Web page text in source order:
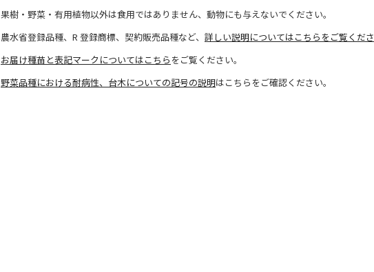
果樹・野菜・有用植物以外は食用ではありません、動物にも与えないでください。
農水省登録品種、R 登録商標、契約販売品種など、 詳しい説明についてはこちらをご覧くださ
お届け種苗と表記マークについてはこちら をご覧ください。
野菜品種における耐病性、台木についての記号の説明はこちらをご確認ください。